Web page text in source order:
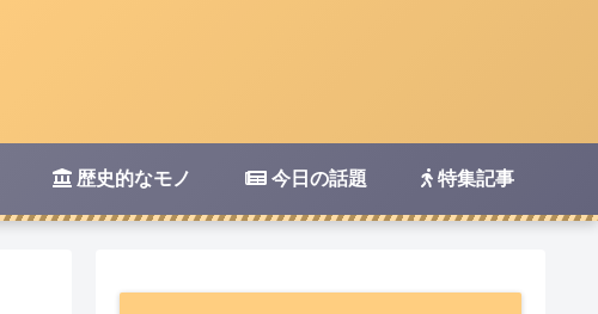
歴史的なモノ 今日の話題 特集記事